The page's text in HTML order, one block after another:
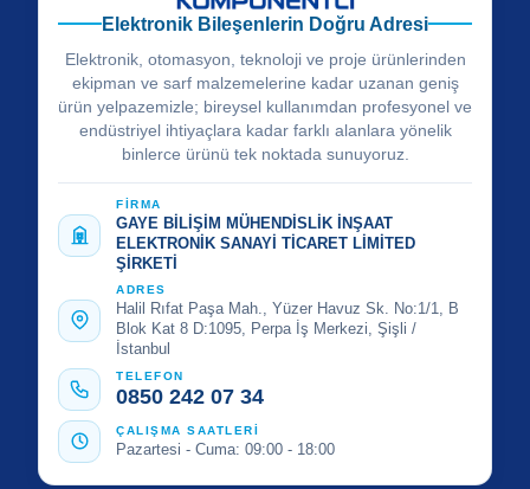
Elektronik Bileşenlerin Doğru Adresi
Elektronik, otomasyon, teknoloji ve proje ürünlerinden
ekipman ve sarf malzemelerine kadar uzanan geniş
ürün yelpazemizle; bireysel kullanımdan profesyonel ve
endüstriyel ihtiyaçlara kadar farklı alanlara yönelik
binlerce ürünü tek noktada sunuyoruz.
FİRMA
GAYE BİLİŞİM MÜHENDİSLİK İNŞAAT
ELEKTRONİK SANAYİ TİCARET LİMİTED
ŞİRKETİ
ADRES
Halil Rıfat Paşa Mah., Yüzer Havuz Sk. No:1/1, B
Blok Kat 8 D:1095, Perpa İş Merkezi, Şişli /
İstanbul
TELEFON
0850 242 07 34
ÇALIŞMA SAATLERİ
Pazartesi - Cuma: 09:00 - 18:00